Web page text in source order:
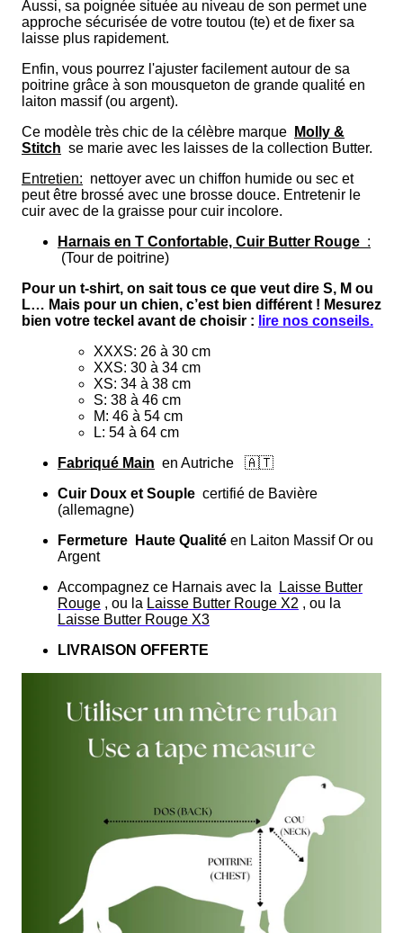
Aussi, sa poignée située au niveau de son permet une
approche sécurisée de votre toutou (te) et de fixer sa
laisse plus rapidement.
Enfin, vous pourrez l'ajuster facilement autour de sa
poitrine grâce à son mousqueton de grande qualité en
laiton massif (ou argent).
Ce modèle très chic de la célèbre marque
Molly &
Stitch se marie avec les laisses de la collection Butter.
Entretien: nettoyer avec un chiffon humide ou sec et
peut être brossé avec une brosse douce. Entretenir le
cuir avec de la graisse pour cuir incolore.
Harnais en T Confortable, Cuir Butter Rouge :
(Tour de poitrine)
Pour un t-shirt, on sait tous ce que veut dire S, M ou
L… Mais pour un chien, c’est bien différent ! Mesurez
bien votre teckel avant de choisir : lire nos conseils.
XXXS: 26 à 30 cm
XXS: 30 à 34 cm
XS: 34 à 38 cm
S: 38 à 46 cm
M: 46 à 54 cm
L: 54 à 64 cm
Fabriqué Main en Autriche
🇦🇹
Cuir Doux et Souple certifié de Bavière
(allemagne)
Fermeture
Haute Qualité en Laiton Massif Or ou
Argent
Accompagnez ce Harnais avec la
Laisse Butter
Rouge , ou la Laisse Butter Rouge X2 , ou la
Laisse Butter Rouge X3
LIVRAISON OFFERTE